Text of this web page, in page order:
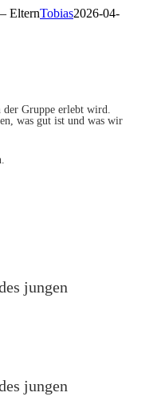
ElternTobias2026-04-
Gruppe erlebt wird.
was gut ist und was wir
jungen
jungen